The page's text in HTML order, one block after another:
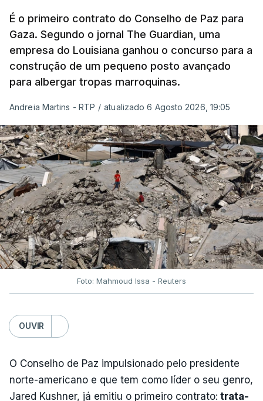
É o primeiro contrato do Conselho de Paz para
Gaza. Segundo o jornal The Guardian, uma
empresa do Louisiana ganhou o concurso para a
construção de um pequeno posto avançado
para albergar tropas marroquinas.
Andreia Martins - RTP / atualizado 6 Agosto 2026, 19:05
Foto: Mahmoud Issa - Reuters
OUVIR
O Conselho de Paz impulsionado pelo presidente
norte-americano e que tem como líder o seu genro,
Jared Kushner, já emitiu o primeiro contrato: trata-